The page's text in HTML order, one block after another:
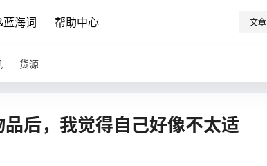
蓝海词 帮助中心 文章
货源
品后，我觉得自己好像不太适